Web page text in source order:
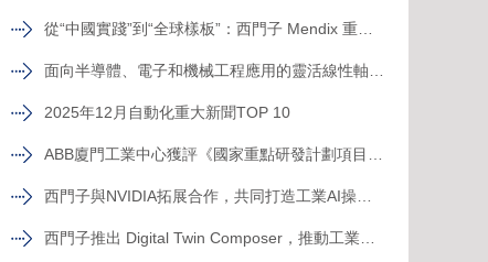
2025年12月自動化重大新聞TOP 10